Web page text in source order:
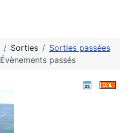
Sorties
Sorties passées
Évènements passés